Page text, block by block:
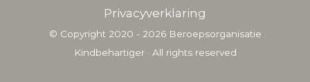
Privacyverklaring
© Copyright 2020 - 2026 Beroepsorganisatie
Kindbehartiger· All rights reserved